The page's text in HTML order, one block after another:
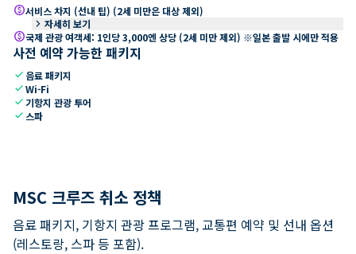
paid서비스 차지 (선내 팁) (2세 미만은 대상 제외)
keyboard_arrow_right 자세히 보기
paid국제 관광 여객세: 1인당 3,000엔 상당 (2세 미만 제외) ※일본 출발 시에만 적용
사전 예약 가능한 패키지
check 음료 패키지
checkWi-Fi
check 기항지 관광 투어
check 스파
MSC 크루즈 취소 정책
음료 패키지, 기항지 관광 프로그램, 교통편 예약 및 선내 옵션
(레스토랑, 스파 등 포함).